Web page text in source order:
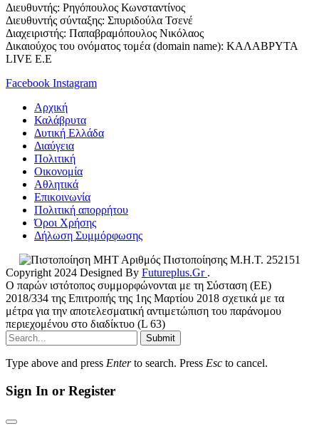
Διευθυντής: Ρηγόπουλος Κωνσταντίνος
Διευθυντής σύνταξης: Σπυριδούλα Τσενέ
Διαχειριστής: Παπαβραμόπουλος Νικόλαος
Δικαιούχος του ονόματος τομέα (domain name): ΚΑΛΑΒΡΥΤΑ
LIVE E.E
Facebook Instagram
Αρχική
Καλάβρυτα
Δυτική Ελλάδα
Διαύγεια
Πολιτική
Οικονομία
Αθλητικά
Επικοινωνία
Πολιτική απορρήτου
Όροι Χρήσης
Δήλωση Συμμόρφωσης
Αριθμός Πιστοποίησης Μ.Η.Τ. 252151
Copyright 2024 Designed By Futureplus.Gr .
Ο παρών ιστότοπος συμμορφώνονται με τη Σύσταση (ΕΕ)
2018/334 της Επιτροπής της 1ης Μαρτίου 2018 σχετικά με τα
μέτρα για την αποτελεσματική αντιμετώπιση του παράνομου
περιεχομένου στο διαδίκτυο (L 63)
Submit
Type above and press Enterto search. Press Esc to cancel.
Sign In or Register